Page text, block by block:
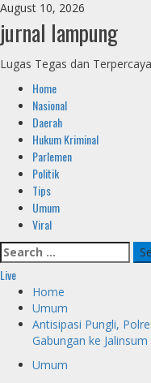
Skip
to
content
August 10, 2026
jurnal lampung
Lugas Tegas dan Terpercaya
Primary
Menu
Home
Nasional
Daerah
Hukum Kriminal
Parlemen
Politik
Tips
Umum
Viral
Search
for:
Live
Home
Umum
Antisipasi Pungli,
Gabungan ke
Umum